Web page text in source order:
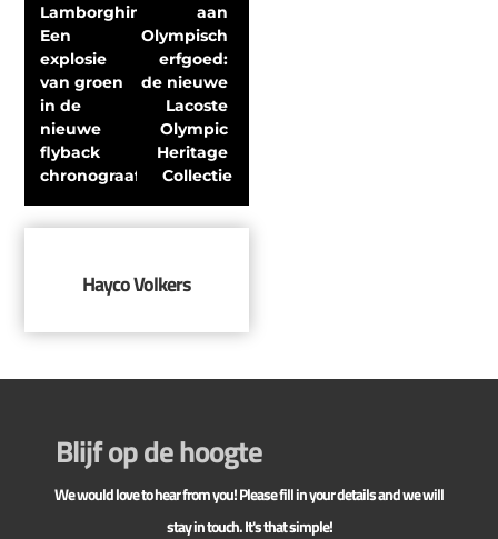
Lamborghini:
Een
explosie
van groen
in de
nieuwe
flyback
chronograaf
aan
Olympisch
erfgoed:
de nieuwe
Lacoste
Olympic
Heritage
Collectie
Hayco Volkers
Blijf op de hoogte
We would love to hear from you! Please fill in your details and we will
stay in touch. It's that simple!